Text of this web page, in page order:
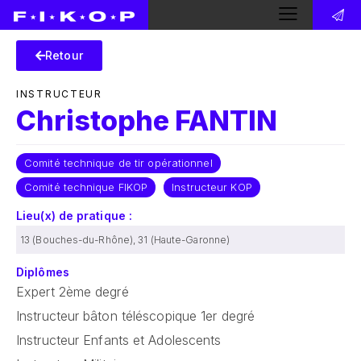
Retour
INSTRUCTEUR
Christophe FANTIN
Comité technique de tir opérationnel
Comité technique FIKOP Instructeur KOP
Lieu(x) de pratique :
13 (Bouches-du-Rhône),31 (Haute-Garonne)
Diplômes
Expert 2ème degré
,
Instructeur bâton téléscopique 1er degré
,
Instructeur Enfants et Adolescents
,